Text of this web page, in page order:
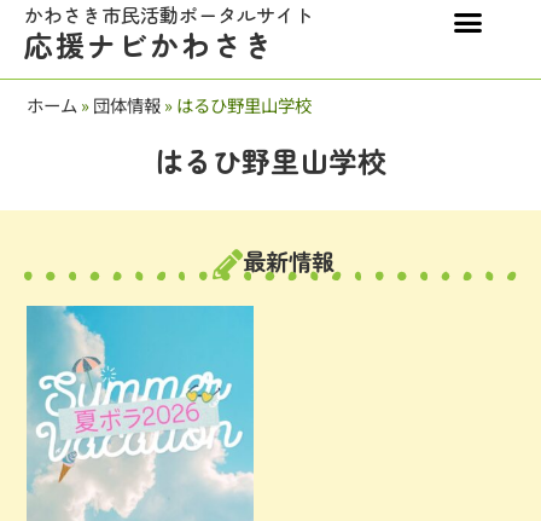
かわさき市民活動ポータルサイト
応援ナビかわさき
ホーム »団体情報»はるひ野里山学校
はるひ野里山学校
最新情報